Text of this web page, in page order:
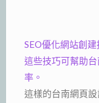
SEO優化網站創
這些技巧可幫助
率。
這樣的台南網頁